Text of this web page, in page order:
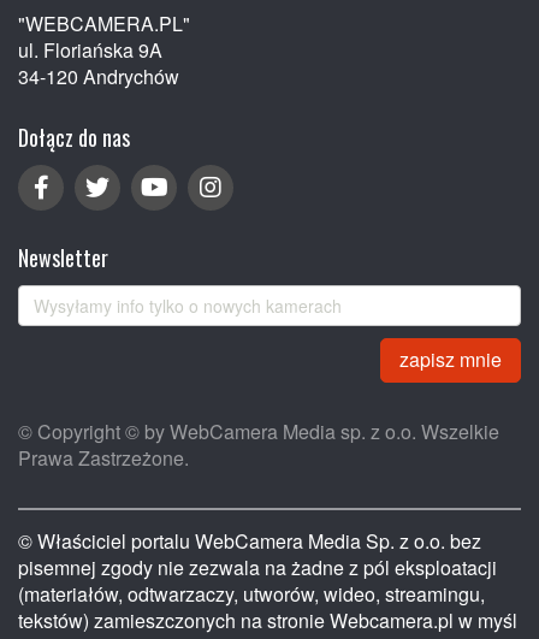
"WEBCAMERA.PL"
ul. Floriańska 9A
34-120 Andrychów
Dołącz do nas
Newsletter
zapisz mnie
© Copyright © by WebCamera Media sp. z o.o. Wszelkie
Prawa Zastrzeżone.
© Właściciel portalu WebCamera Media Sp. z o.o. bez
pisemnej zgody nie zezwala na żadne z pól eksploatacji
(materiałów, odtwarzaczy, utworów, wideo, streamingu,
tekstów) zamieszczonych na stronie Webcamera.pl w myśl